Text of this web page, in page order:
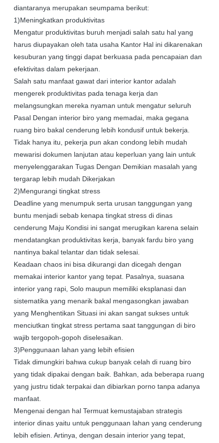
diantaranya merupakan seumpama berikut:
1)Meningkatkan produktivitas
Mengatur produktivitas buruh menjadi salah satu hal yang
harus diupayakan oleh tata usaha Kantor Hal ini dikarenakan
kesuburan yang tinggi dapat berkuasa pada pencapaian dan
efektivitas dalam pekerjaan.
Salah satu manfaat gawat dari interior kantor adalah
mengerek produktivitas pada tenaga kerja dan
melangsungkan mereka nyaman untuk mengatur seluruh
Pasal Dengan interior biro yang memadai, maka gegana
ruang biro bakal cenderung lebih kondusif untuk bekerja.
Tidak hanya itu, pekerja pun akan condong lebih mudah
mewarisi dokumen lanjutan atau keperluan yang lain untuk
menyelenggarakan Tugas Dengan Demikian masalah yang
tergarap lebih mudah Dikerjakan
2)Mengurangi tingkat stress
Deadline yang menumpuk serta urusan tanggungan yang
buntu menjadi sebab kenapa tingkat stress di dinas
cenderung Maju Kondisi ini sangat merugikan karena selain
mendatangkan produktivitas kerja, banyak fardu biro yang
nantinya bakal telantar dan tidak selesai.
Keadaan chaos ini bisa dikurangi dan dicegah dengan
memakai interior kantor yang tepat. Pasalnya, suasana
interior yang rapi, Solo maupun memiliki eksplanasi dan
sistematika yang menarik bakal mengasongkan jawaban
yang Menghentikan Situasi ini akan sangat sukses untuk
menciutkan tingkat stress pertama saat tanggungan di biro
wajib tergopoh-gopoh diselesaikan.
3)Penggunaan lahan yang lebih efisien
Tidak dimungkiri bahwa cukup banyak celah di ruang biro
yang tidak dipakai dengan baik. Bahkan, ada beberapa ruang
yang justru tidak terpakai dan dibiarkan porno tanpa adanya
manfaat.
Mengenai dengan hal Termuat kemustajaban strategis
interior dinas yaitu untuk penggunaan lahan yang cenderung
lebih efisien. Artinya, dengan desain interior yang tepat,